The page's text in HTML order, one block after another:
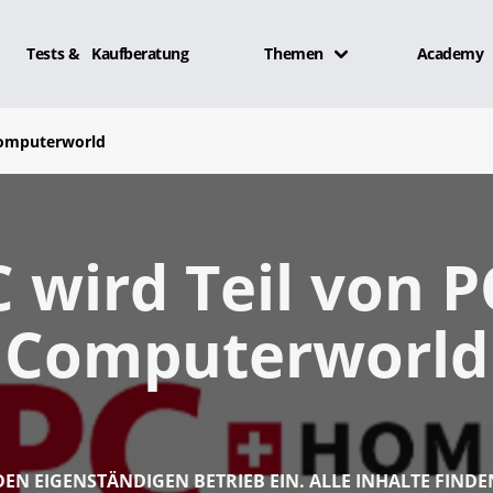
Tests & Kaufberatung Themen Academy
wird Teil von
Computerworld
EIGENSTÄNDIGEN BETRIEB EIN. ALLE INHALTE